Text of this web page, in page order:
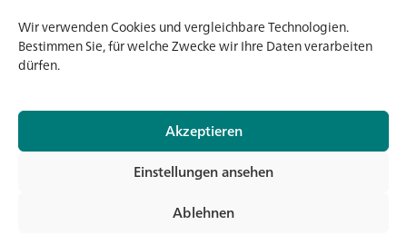
Wir verwenden Cookies und vergleichbare Technologien.
Bestimmen Sie, für welche Zwecke wir Ihre Daten verarbeiten
dürfen.
Akzeptieren
Ablehnen
Einstellungen ansehen
Newsletter
Newsletter
© 2026 Banholzer AG
Impressum
Datenschutz